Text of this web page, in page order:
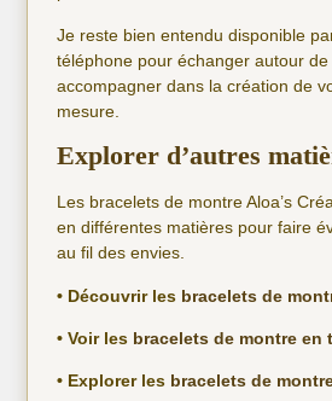
Je reste bien entendu disponible
téléphone pour échanger autour
accompagner dans la création de
mesure.
Explorer d’autres
Les bracelets de montre Aloa’s
en différentes matières pour faire
au fil des envies.
• Découvrir les bracelets de
• Voir les bracelets de montre en
• Explorer les bracelets de